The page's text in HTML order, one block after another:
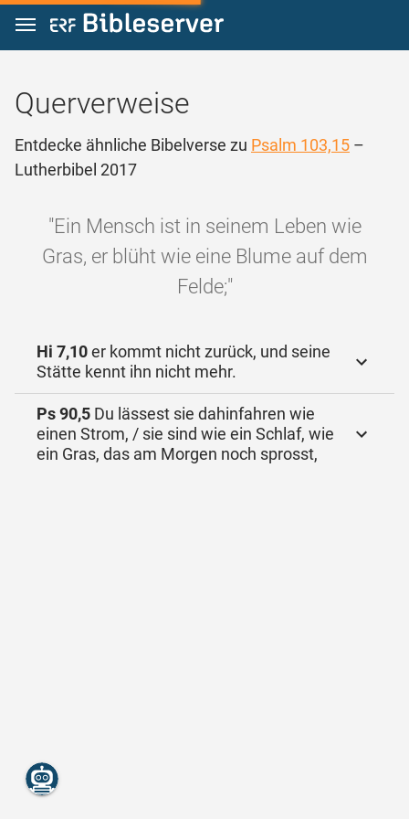
Zum Inhalt springen
Querverweise
Entdecke ähnliche Bibelverse zu Psalm 103,15 –
Lutherbibel 2017
"Ein Mensch ist in seinem Leben wie
Gras, er blüht wie eine Blume auf dem
Felde;"
Hi 7,10er kommt nicht zurück, und seine
Stätte kennt ihn nicht mehr.
Ps 90,5 Du lässest sie dahinfahren wie
einen Strom, / sie sind wie ein Schlaf, wie
ein Gras, das am Morgen noch sprosst,